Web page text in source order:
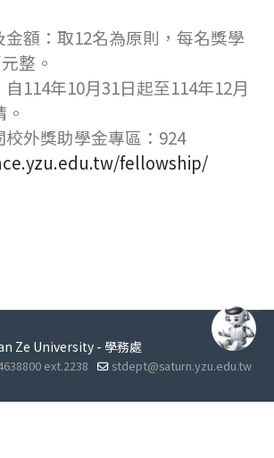
額：取12名為原則，每名獎學
整。
114年10月31日起至114年12月
外獎助學金專區：924
fellowship/
Ze University - 學務處
ext.2238 stdept@saturn.yzu.edu.tw